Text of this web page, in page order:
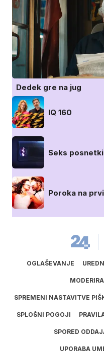
Dedek gre na jug
IQ 160
Seks
Poroka na
OGLAŠEVANJE
SPREMENI NASTAVITVE
SPLOŠNI POGOJI
SPORED
UPORABA